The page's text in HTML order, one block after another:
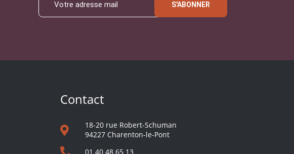
S'ABONNER
Contact
18-20 rue Robert-Schuman
94227 Charenton-le-Pont
01 40 48 65 13